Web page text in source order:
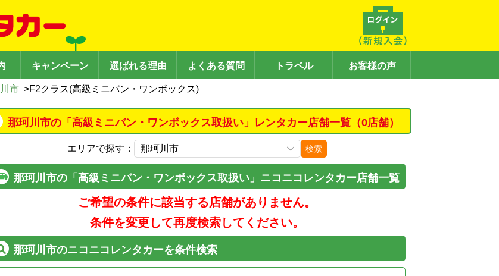
キャンペーン 選ばれる理由 よくある質問 トラベル お客様の声
市 >F2クラス(高級ミニバン・ワンボックス)
那珂川市の「高級ミニバン・ワンボックス取扱い」レンタカー店舗一覧（0店舗）
エリアで探す： 検索
那珂川市の「高級ミニバン・ワンボックス取扱い」ニコニコレンタカー店舗一覧
ご希望の条件に該当する店舗がありません。
条件を変更して再度検索してください。
那珂川市のニコニコレンタカーを条件検索